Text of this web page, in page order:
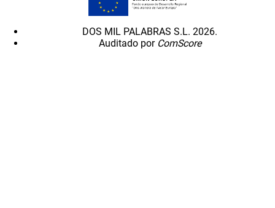
DOS MIL PALABRAS S.L. 2026.
Auditado por ComScore